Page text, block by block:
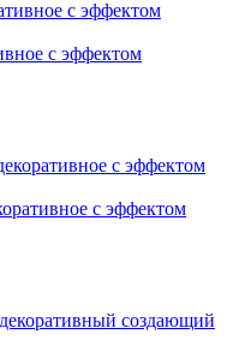
с эффектом
с эффектом